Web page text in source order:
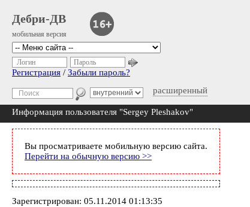
Дебри-ДВ
мобильная версия
расширенный
Логин Пароль
Регистрация / Забыли пароль?
Информация пользователя "Sergey Pleshakov"
Вы просматриваете мобильную версию сайта.
Перейти на обычную версию >>
Зарегистрирован: 05.11.2014 01:13:35